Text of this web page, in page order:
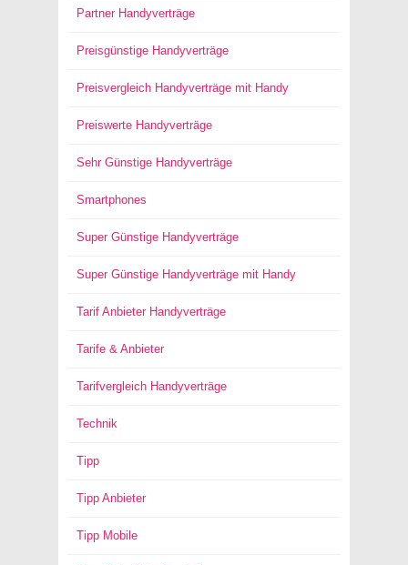
Partner Handyverträge
Preisgünstige Handyverträge
Preisvergleich Handyverträge mit Handy
Preiswerte Handyverträge
Sehr Günstige Handyverträge
Smartphones
Super Günstige Handyverträge
Super Günstige Handyverträge mit Handy
Tarif Anbieter Handyverträge
Tarife & Anbieter
Tarifvergleich Handyverträge
Technik
Tipp
Tipp Anbieter
Tipp Mobile